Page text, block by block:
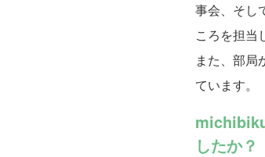
事会、そし
ころを担当
また、部局
ています。
したか？